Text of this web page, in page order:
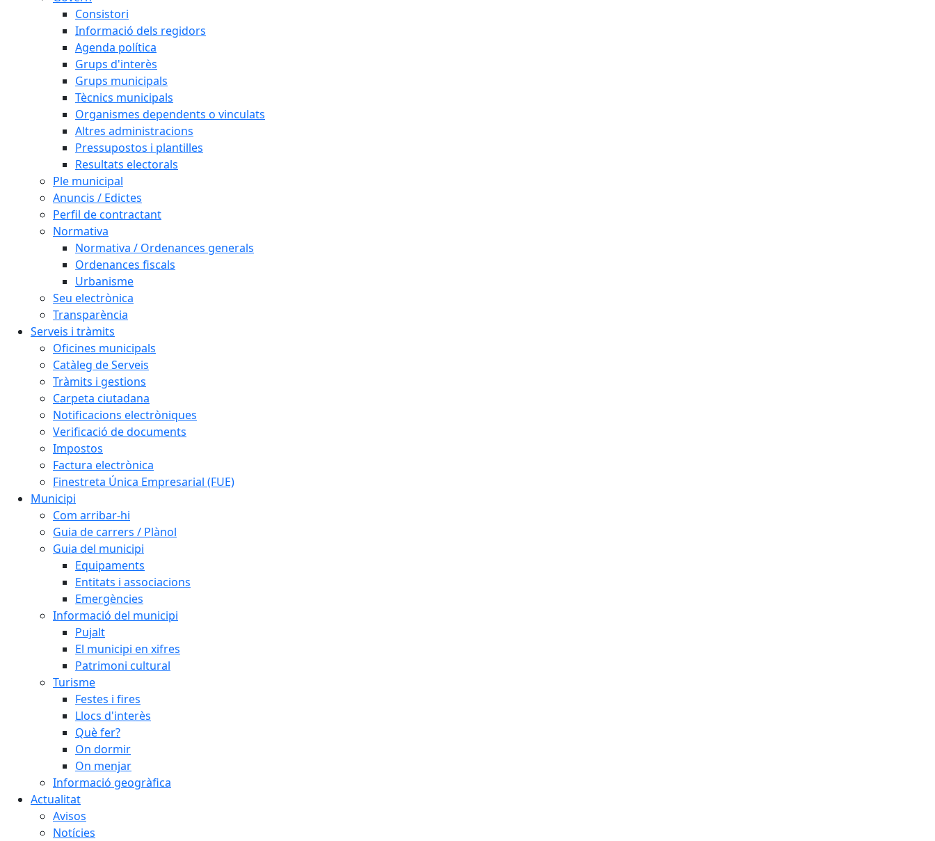
Consistori
Informació dels regidors
Agenda política
Grups d'interès
Grups municipals
Tècnics municipals
Organismes dependents o vinculats
Altres administracions
Pressupostos i plantilles
Resultats electorals
Ple municipal
Anuncis / Edictes
Perfil de contractant
Normativa
Normativa / Ordenances generals
Ordenances fiscals
Urbanisme
Seu electrònica
Transparència
Serveis i tràmits
Oficines municipals
Catàleg de Serveis
Tràmits i gestions
Carpeta ciutadana
Notificacions electròniques
Verificació de documents
Impostos
Factura electrònica
Finestreta Única Empresarial (FUE)
Municipi
Com arribar-hi
Guia de carrers / Plànol
Guia del municipi
Equipaments
Entitats i associacions
Emergències
Informació del municipi
Pujalt
El municipi en xifres
Patrimoni cultural
Turisme
Festes i fires
Llocs d'interès
Què fer?
On dormir
On menjar
Informació geogràfica
Actualitat
Avisos
Notícies